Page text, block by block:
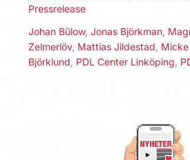
Pressrelease
Johan Bülow, Jonas Björkman
Zelmerlöv, Mattias Jildestad
Björklund PDL Center Linköping